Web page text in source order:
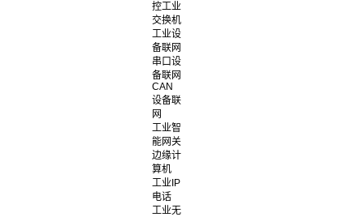
控工业
交换机
工业设
备联网
串口设
备联网
CAN
设备联
网
工业智
能网关
边缘计
算机
工业IP
电话
工业无